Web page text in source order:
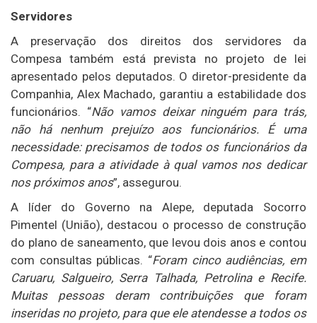
Servidores
A preservação dos direitos dos servidores da
Compesa também está prevista no projeto de lei
apresentado pelos deputados. O diretor-presidente da
Companhia, Alex Machado, garantiu a estabilidade dos
funcionários. “Não vamos deixar ninguém para trás,
não há nenhum prejuízo aos funcionários. É uma
necessidade: precisamos de todos os funcionários da
Compesa, para a atividade à qual vamos nos dedicar
nos próximos anos”, assegurou.
A líder do Governo na Alepe, deputada Socorro
Pimentel (União), destacou o processo de construção
do plano de saneamento, que levou dois anos e contou
com consultas públicas. “Foram cinco audiências, em
Caruaru, Salgueiro, Serra Talhada, Petrolina e Recife.
Muitas pessoas deram contribuições que foram
inseridas no projeto, para que ele atendesse a todos os